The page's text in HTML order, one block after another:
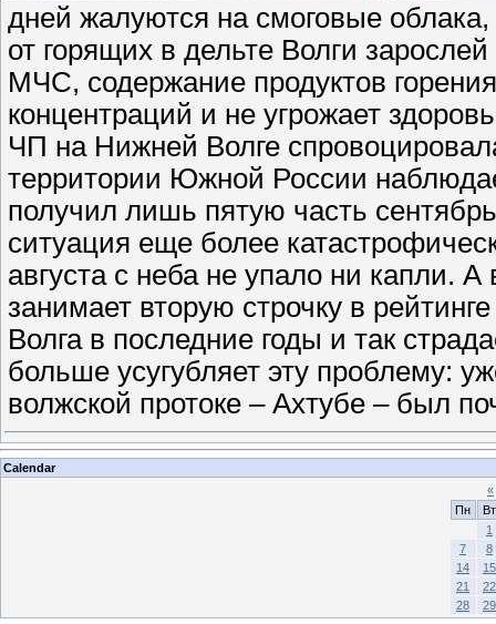
дней жалуются на смоговые
от горящих в дельте Волги
МЧС, содержание продуктов
концентраций и не угрожает
ЧП на Нижней Волге
территории Южной России
получил лишь пятую часть
ситуация еще более
августа с неба не упало ни капли.
занимает вторую строчку в
Волга в последние годы и так
больше усугубляет эту проблему:
волжской протоке – Ахтубе – был
Calendar
«
Пн
Вт
1
7
8
14
15
21
22
28
29